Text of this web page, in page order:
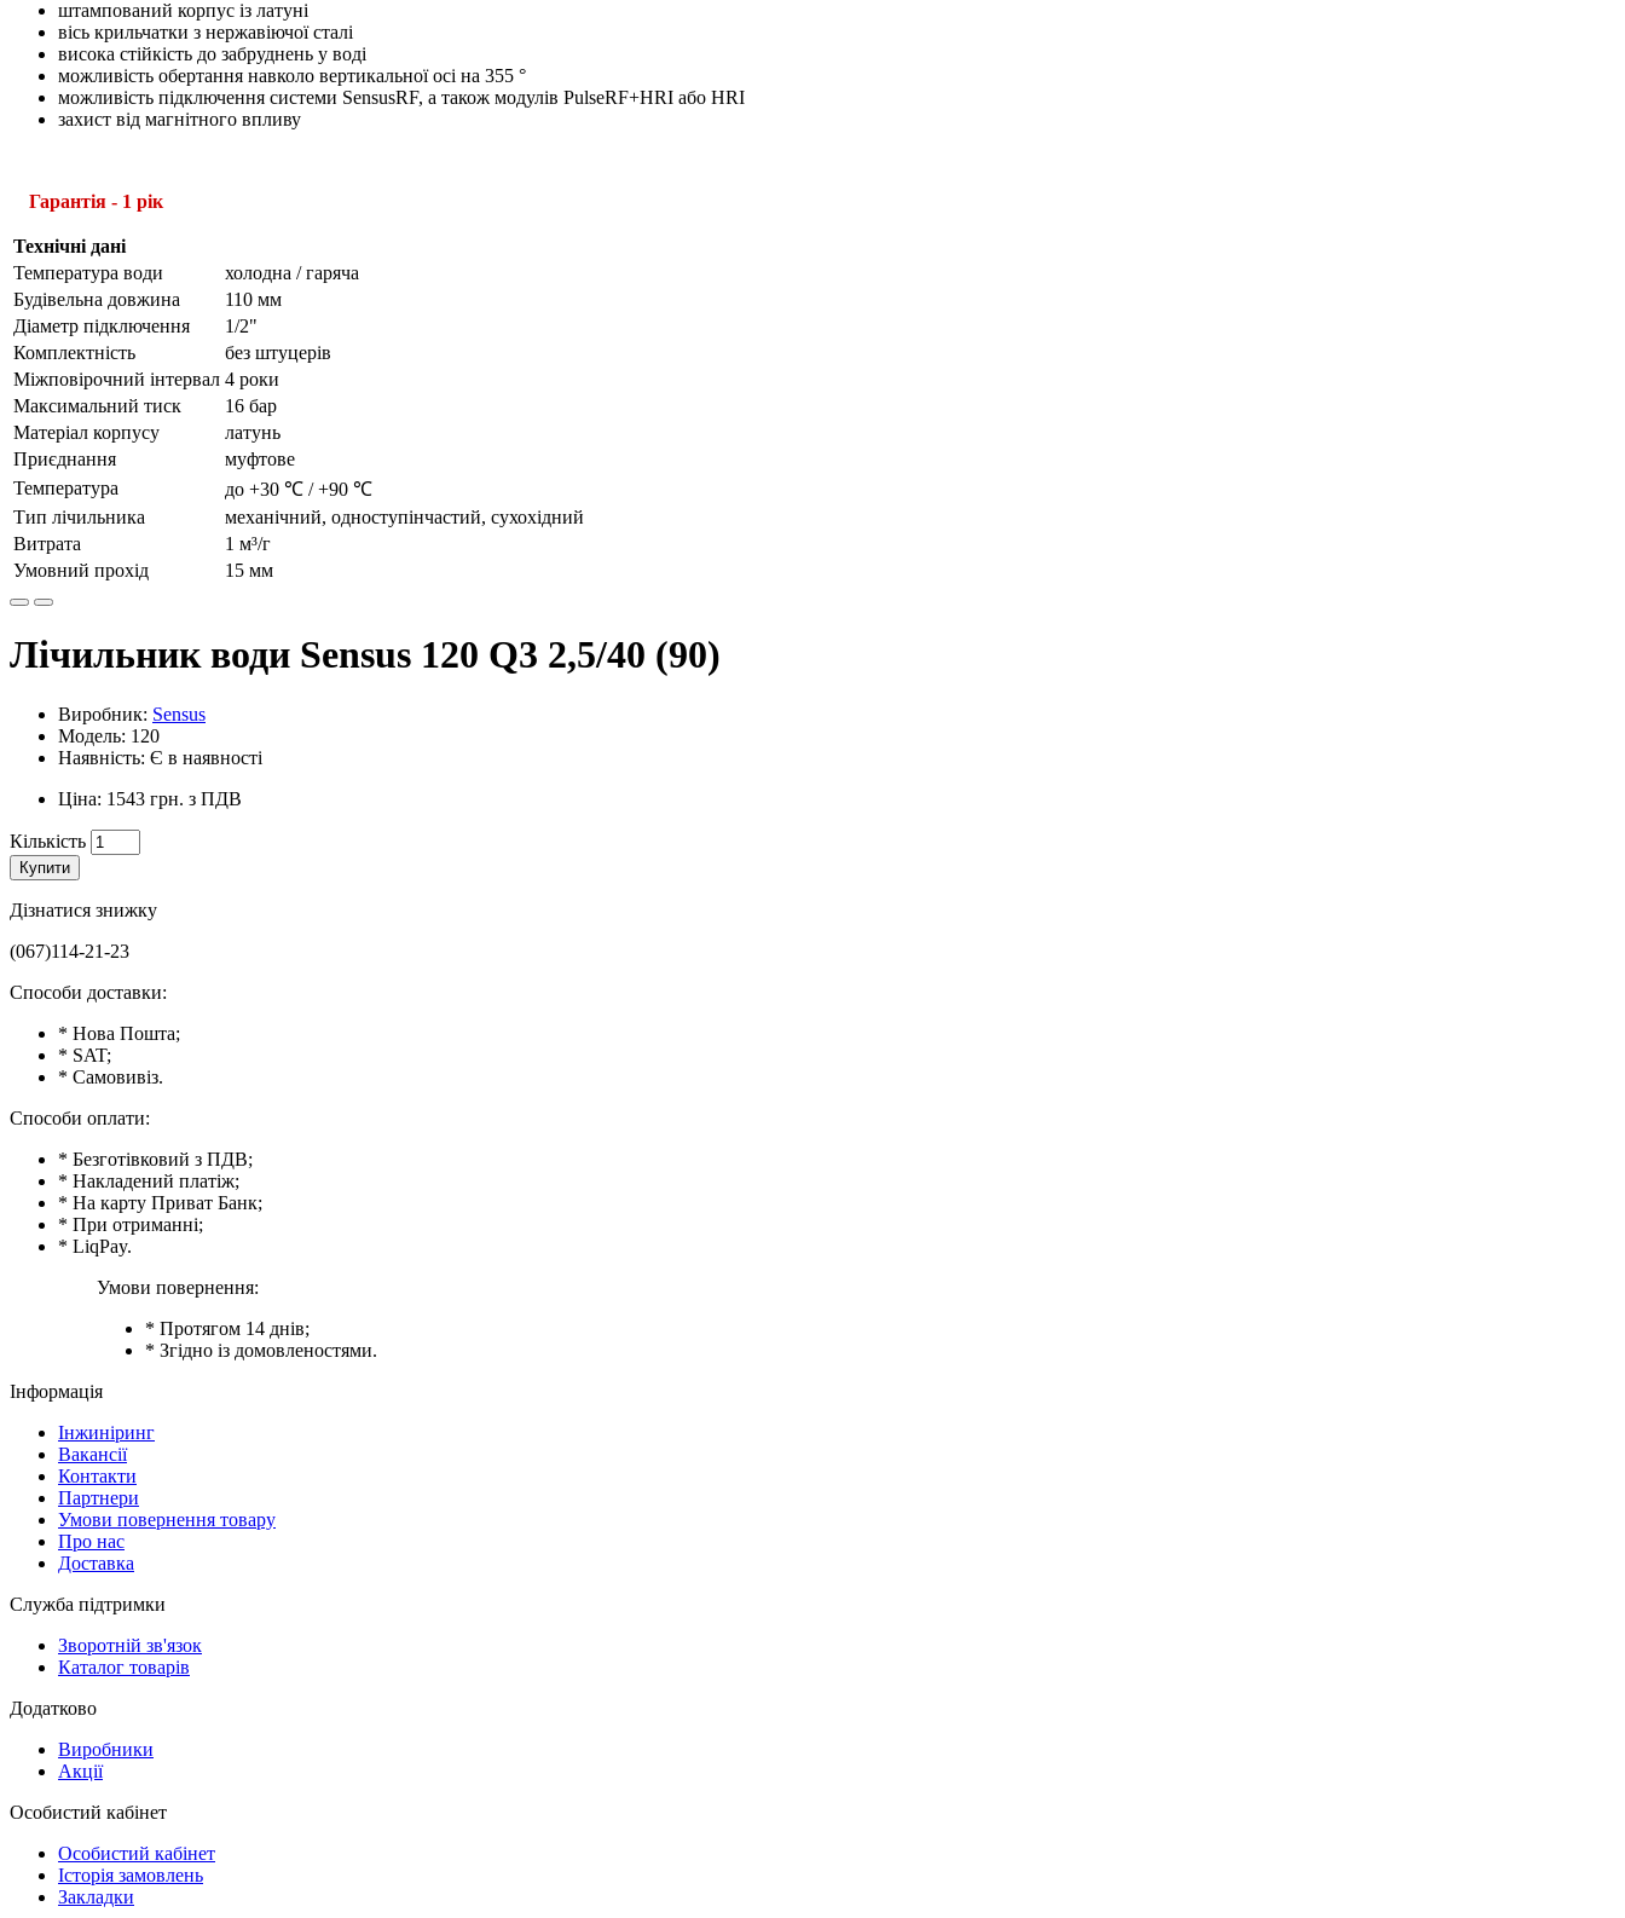
штампований корпус із латуні
вісь крильчатки з нержавіючої сталі
висока стійкість до забруднень у воді
можливість обертання навколо вертикальної осі на 355 °
можливість підключення системи SensusRF, а також модулів PulseRF+HRI або HRI
захист від магнітного впливу
Гарантія - 1 рік
Технічні дані
Температура води
холодна / гаряча
Будівельна довжина
110 мм
Діаметр підключення
1/2"
Комплектність
без штуцерів
Міжповірочний інтервал 4 роки
Максимальний тиск
16 бар
Матеріал корпусу
латунь
Приєднання
муфтове
Температура
до +30 ℃ / +90 ℃
Тип лічильника
механічний, одноступінчастий, сухохідний
Витрата
1 м³/г
Умовний прохід
15 мм
Лічильник води Sensus 120 Q3 2,5/40 (90)
Виробник: Sensus
Модель: 120
Наявність: Є в наявності
Ціна: 1543 грн. з ПДВ
Кількість
Купити
Дізнатися знижку
(067)114-21-23
Способи доставки:
* Нова Пошта;
* SAT;
* Самовивіз.
Способи оплати:
* Безготівковий з ПДВ;
* Накладений платіж;
* На карту Приват Банк;
* При отриманні;
* LiqPay.
Умови повернення:
* Протягом 14 днів;
* Згідно із домовленостями.
Інформація
Інжиніринг
Вакансії
Контакти
Партнери
Умови повернення товару
Про нас
Доставка
Служба підтримки
Зворотній зв'язок
Каталог товарів
Додатково
Виробники
Акції
Особистий кабінет
Особистий кабінет
Історія замовлень
Закладки